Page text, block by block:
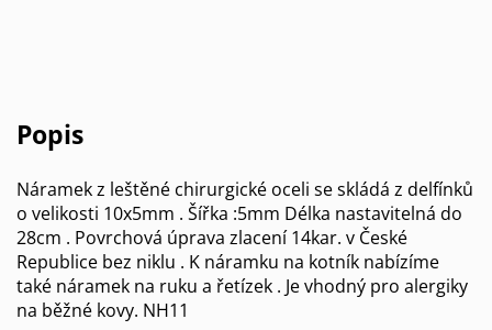
Popis
Náramek z leštěné chirurgické oceli se skládá z delfínků
o velikosti 10x5mm . Šířka :5mm Délka nastavitelná do
28cm . Povrchová úprava zlacení 14kar. v České
Republice bez niklu . K náramku na kotník nabízíme
také náramek na ruku a řetízek . Je vhodný pro alergiky
na běžné kovy. NH11